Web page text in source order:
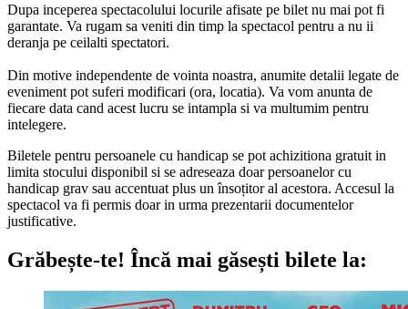
Dupa inceperea spectacolului locurile afisate pe bilet nu mai pot fi
garantate. Va rugam sa veniti din timp la spectacol pentru a nu ii
deranja pe ceilalti spectatori.
Din motive independente de vointa noastra, anumite detalii legate de
eveniment pot suferi modificari (ora, locatia). Va vom anunta de
fiecare data cand acest lucru se intampla si va multumim pentru
intelegere.
Biletele pentru persoanele cu handicap se pot achizitiona gratuit in
limita stocului disponibil si se adreseaza doar persoanelor cu
handicap grav sau accentuat plus un însoțitor al acestora. Accesul la
spectacol va fi permis doar in urma prezentarii documentelor
justificative.
Grăbește-te! Încă mai găsești bilete la: